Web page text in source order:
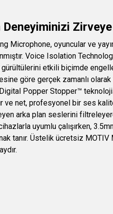
Deneyiminizi
Microphone, oyuncular ve
Voice Isolation
gürültülerini etkili biçimde
göre gerçek zamanlı
Popper Stopper™
ve net, profesyonel bir ses
arka plan seslerini
uyumlu çalışırken,
tanır. Üstelik ücretsiz